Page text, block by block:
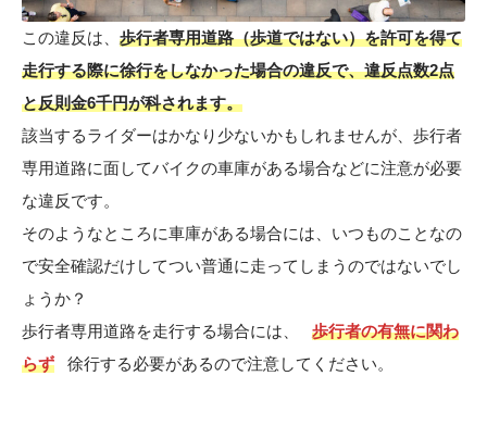
この違反は、 歩行者専用道路（歩道ではない）を許可を得て
走行する際に徐行をしなかった場合の違反で、違反点数2点
と反則金6千円が科されます。
該当するライダーはかなり少ないかもしれませんが、歩行者
専用道路に面してバイクの車庫がある場合などに注意が必要
な違反です。
そのようなところに車庫がある場合には、いつものことなの
で安全確認だけしてつい普通に走ってしまうのではないでし
ょうか？
歩行者専用道路を走行する場合には、
歩行者の有無に関わ
らず
徐行する必要があるので注意してください。